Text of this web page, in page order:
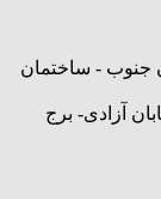
جنوب - ساختمان
آزادی- برج